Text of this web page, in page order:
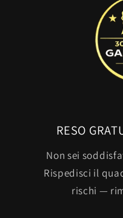
RESO
Non sei
Rispedisci il
rischi —